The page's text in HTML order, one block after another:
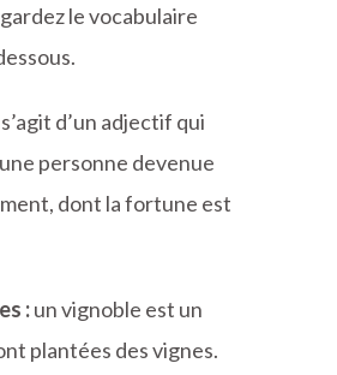
le vocabulaire
d’un adjectif qui
personne devenue
dont la fortune est
:un vignoble est un
plantées des vignes.